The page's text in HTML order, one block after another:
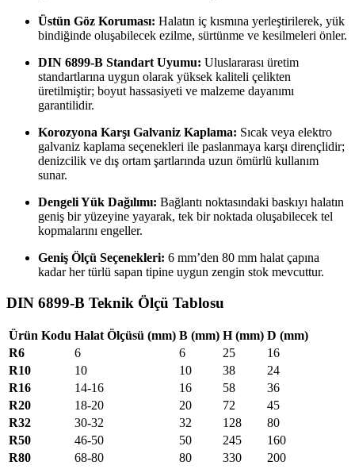
Üstün Göz Koruması: Halatın iç kısmına yerleştirilerek, yük
bindiğinde oluşabilecek ezilme, sürtünme ve kesilmeleri önler.
DIN 6899-B Standart Uyumu: Uluslararası üretim
standartlarına uygun olarak yüksek kaliteli çelikten
üretilmiştir; boyut hassasiyeti ve malzeme dayanımı
garantilidir.
Korozyona Karşı Galvaniz Kaplama: Sıcak veya elektro
galvaniz kaplama seçenekleri ile paslanmaya karşı dirençlidir;
denizcilik ve dış ortam şartlarında uzun ömürlü kullanım
sunar.
Dengeli Yük Dağılımı: Bağlantı noktasındaki baskıyı halatın
geniş bir yüzeyine yayarak, tek bir noktada oluşabilecek tel
kopmalarını engeller.
Geniş Ölçü Seçenekleri: 6 mm’den 80 mm halat çapına
kadar her türlü sapan tipine uygun zengin stok mevcuttur.
DIN 6899-B Teknik Ölçü Tablosu
Ürün Kodu Halat Ölçüsü (mm) B (mm) H (mm) D (mm)
R6
6 6 25
16
R10
10 10 38
24
R16
14-16 16 58
36
R20
18-20 20 72
45
R32
30-32 32 128
80
R50
46-50 50 245
160
R80
68-80 80 330 200